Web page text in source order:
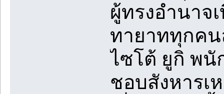
ผู้ทรงอำนาจ
ทายาททุกคน
ไซโต้ ยูกิ พ
ชอบสังหารเ